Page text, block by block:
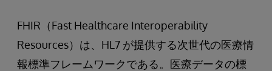
FHIR（Fast Healthcare Interoperability
Resources）は、HL7 が提供する次世代の医療情
報標準フレームワークである。医療データの標